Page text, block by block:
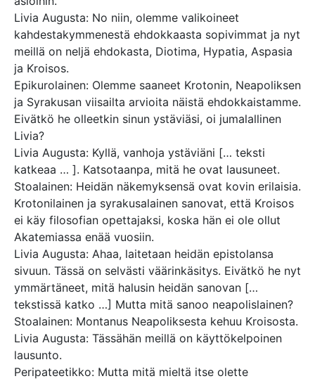
Livia Augusta: No niin, olemme valikoineet
kahdestakymmenestä ehdokkaasta sopivimmat ja nyt
meillä on neljä ehdokasta, Diotima, Hypatia, Aspasia
ja Kroisos.
Epikurolainen: Olemme saaneet Krotonin, Neapoliksen
ja Syrakusan viisailta arvioita näistä ehdokkaistamme.
Eivätkö he olleetkin sinun ystäviäsi, oi jumalallinen
Livia?
Livia Augusta: Kyllä, vanhoja ystäviäni [… teksti
katkeaa … ]. Katsotaanpa, mitä he ovat lausuneet.
Stoalainen: Heidän näkemyksensä ovat kovin erilaisia.
Krotonilainen ja syrakusalainen sanovat, että Kroisos
ei käy filosofian opettajaksi, koska hän ei ole ollut
Akatemiassa enää vuosiin.
Livia Augusta: Ahaa, laitetaan heidän epistolansa
sivuun. Tässä on selvästi väärinkäsitys. Eivätkö he nyt
ymmärtäneet, mitä halusin heidän sanovan […
tekstissä katko …] Mutta mitä sanoo neapolislainen?
Stoalainen: Montanus Neapoliksesta kehuu Kroisosta.
Livia Augusta: Tässähän meillä on käyttökelpoinen
lausunto.
Peripateetikko: Mutta mitä mieltä itse olette